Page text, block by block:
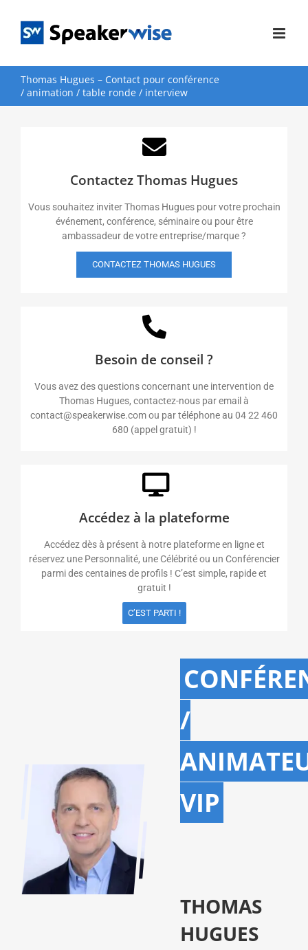
contenu
Thomas Hugues – Contact pour conférence
/ animation / table ronde / interview
/
VIP
THOMAS
HUGUES
Contactez Thomas Hugues
Vous souhaitez inviter Thomas Hugues pour votre prochain
événement, conférence, séminaire ou pour être
ambassadeur de votre entreprise/marque ?
CONTACTEZ THOMAS HUGUES
Besoin de conseil ?
Vous avez des questions concernant une intervention de
Thomas Hugues, contactez-nous par email à
contact@speakerwise.com ou par téléphone au 04 22 460
680 (appel gratuit) !
Accédez à la plateforme
Accédez dès à présent à notre plateforme en ligne et
réservez une Personnalité, une Célébrité ou un Conférencier
parmi des centaines de profils ! C’est simple, rapide et
gratuit !
C’EST PARTI !